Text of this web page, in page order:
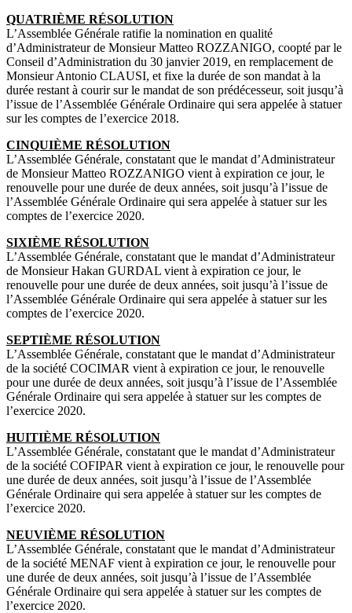
QUATRIÈME RÉSOLUTION
L’Assemblée Générale ratifie la nomination en qualité
d’Administrateur de Monsieur Matteo ROZZANIGO, coopté par le
Conseil d’Administration du 30 janvier 2019, en remplacement de
Monsieur Antonio CLAUSI, et fixe la durée de son mandat à la
durée restant à courir sur le mandat de son prédécesseur, soit jusqu’à
l’issue de l’Assemblée Générale Ordinaire qui sera appelée à statuer
sur les comptes de l’exercice 2018.
CINQUIÈME RÉSOLUTION
L’Assemblée Générale, constatant que le mandat d’Administrateur
de Monsieur Matteo ROZZANIGO vient à expiration ce jour, le
renouvelle pour une durée de deux années, soit jusqu’à l’issue de
l’Assemblée Générale Ordinaire qui sera appelée à statuer sur les
comptes de l’exercice 2020.
SIXIÈME RÉSOLUTION
L’Assemblée Générale, constatant que le mandat d’Administrateur
de Monsieur Hakan GURDAL vient à expiration ce jour, le
renouvelle pour une durée de deux années, soit jusqu’à l’issue de
l’Assemblée Générale Ordinaire qui sera appelée à statuer sur les
comptes de l’exercice 2020.
SEPTIÈME RÉSOLUTION
L’Assemblée Générale, constatant que le mandat d’Administrateur
de la société COCIMAR vient à expiration ce jour, le renouvelle
pour une durée de deux années, soit jusqu’à l’issue de l’Assemblée
Générale Ordinaire qui sera appelée à statuer sur les comptes de
l’exercice 2020.
HUITIÈME RÉSOLUTION
L’Assemblée Générale, constatant que le mandat d’Administrateur
de la société COFIPAR vient à expiration ce jour, le renouvelle pour
une durée de deux années, soit jusqu’à l’issue de l’Assemblée
Générale Ordinaire qui sera appelée à statuer sur les comptes de
l’exercice 2020.
NEUVIÈME RÉSOLUTION
L’Assemblée Générale, constatant que le mandat d’Administrateur
de la société MENAF vient à expiration ce jour, le renouvelle pour
une durée de deux années, soit jusqu’à l’issue de l’Assemblée
Générale Ordinaire qui sera appelée à statuer sur les comptes de
l’exercice 2020.